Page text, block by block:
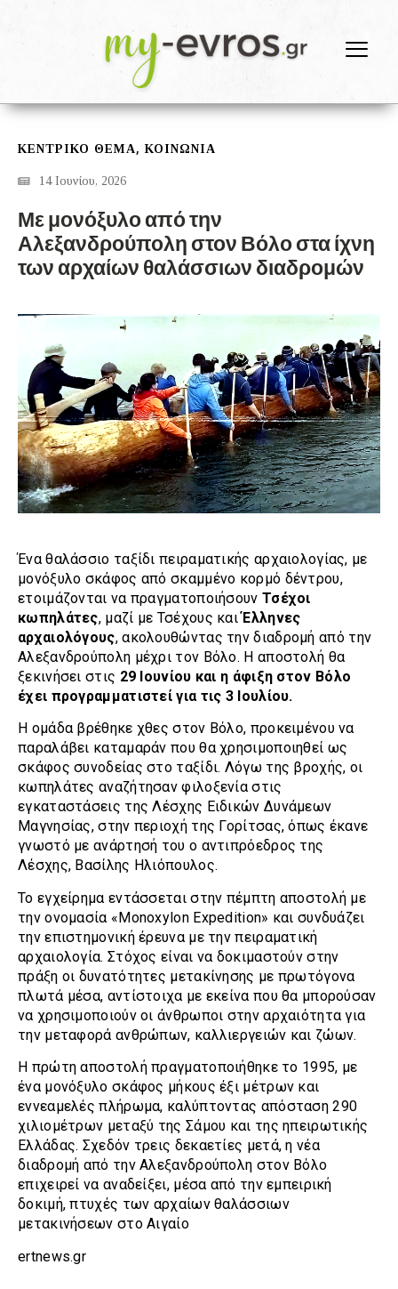
ΚΕΝΤΡΙΚΟ ΘΕΜΑ,ΚΟΙΝΩΝΙΑ
14 Ιουνίου, 2026
Με μονόξυλο από την
Αλεξανδρούπολη στον Βόλο στα ίχνη
των αρχαίων θαλάσσιων διαδρομών
Ένα θαλάσσιο ταξίδι πειραματικής αρχαιολογίας, με
μονόξυλο σκάφος από σκαμμένο κορμό δέντρου,
ετοιμάζονται να πραγματοποιήσουν Τσέχοι
κωπηλάτες, μαζί με Τσέχους καιΈλληνες
αρχαιολόγους, ακολουθώντας την διαδρομή από την
Αλεξανδρούπολη μέχρι τον Βόλο. Η αποστολή θα
ξεκινήσει στις 29 Ιουνίου και η άφιξη στον Βόλο
έχει προγραμματιστεί για τις 3 Ιουλίου.
Η ομάδα βρέθηκε χθες στον Βόλο, προκειμένου να
παραλάβει καταμαράν που θα χρησιμοποιηθεί ως
σκάφος συνοδείας στο ταξίδι. Λόγω της βροχής, οι
κωπηλάτες αναζήτησαν φιλοξενία στις
εγκαταστάσεις της Λέσχης Ειδικών Δυνάμεων
Μαγνησίας, στην περιοχή της Γορίτσας, όπως έκανε
γνωστό με ανάρτησή του ο αντιπρόεδρος της
Λέσχης, Βασίλης Ηλιόπουλος.
Το εγχείρημα εντάσσεται στην πέμπτη αποστολή με
την ονομασία «Monoxylon Expedition» και συνδυάζει
την επιστημονική έρευνα με την πειραματική
αρχαιολογία. Στόχος είναι να δοκιμαστούν στην
πράξη οι δυνατότητες μετακίνησης με πρωτόγονα
πλωτά μέσα, αντίστοιχα με εκείνα που θα μπορούσαν
να χρησιμοποιούν οι άνθρωποι στην αρχαιότητα για
την μεταφορά ανθρώπων, καλλιεργειών και ζώων.
Η πρώτη αποστολή πραγματοποιήθηκε το 1995, με
ένα μονόξυλο σκάφος μήκους έξι μέτρων και
εννεαμελές πλήρωμα, καλύπτοντας απόσταση 290
χιλιομέτρων μεταξύ της Σάμου και της ηπειρωτικής
Ελλάδας. Σχεδόν τρεις δεκαετίες μετά, η νέα
διαδρομή από την Αλεξανδρούπολη στον Βόλο
επιχειρεί να αναδείξει, μέσα από την εμπειρική
δοκιμή, πτυχές των αρχαίων θαλάσσιων
μετακινήσεων στο Αιγαίο
ertnews.gr